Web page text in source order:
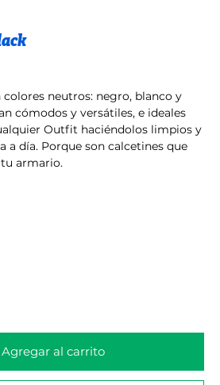
colores neutros: negro, blanco y
cómodos y versátiles, e ideales
Outfit haciéndolos limpios y
a día. Porque son calcetines que
armario.
Agregar al carrito